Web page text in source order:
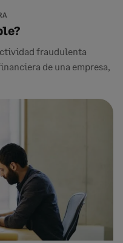
fraudulenta
de una empresa,